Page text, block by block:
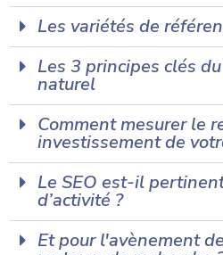
Les variétés de
Les 3 principes clés
naturel
Comment mesurer le
investissement de
Le SEO est-il
d’activité ?
Et pour l'avènement